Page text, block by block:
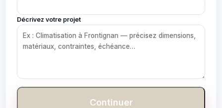
Décrivez votre projet
Continuer